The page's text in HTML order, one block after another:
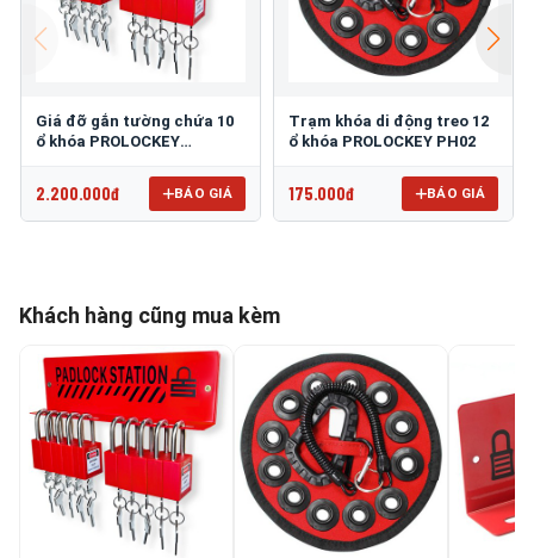
Giá đỡ gắn tường chứa 10
ổ khóa PROLOCKEY
2.200.000đ BÁO GIÁ
Trạm khóa di động treo 12
ổ khóa PROLOCKEY PH02
175.000đ BÁO GIÁ
Khách hàng cũng mua kèm